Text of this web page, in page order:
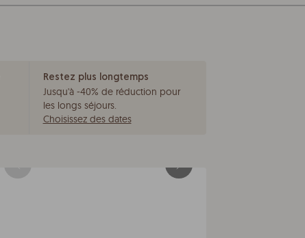
Restez plus longtemps
Jusqu'à -40% de réduction pour
les longs séjours.
Choisissez des dates